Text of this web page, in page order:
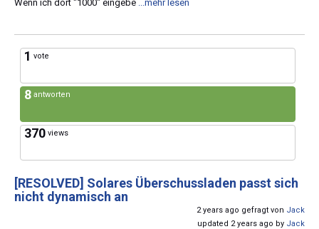
Wenn ich dort "1000" eingebe ...mehr lesen
1 vote
8 antworten
370 views
[RESOLVED] Solares Überschussladen passt sich
nicht dynamisch an
2 years ago gefragt von Jack
updated 2 years ago by Jack